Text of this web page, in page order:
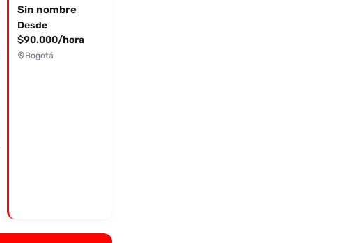
Sin nombre
Desde
$90.000/hora
Bogotá